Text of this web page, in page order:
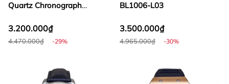
Quartz Chronograph
3.200.000₫
4.470.000₫ -29%
BL1006-L03
3.500.000₫
4.965.000₫ -30%